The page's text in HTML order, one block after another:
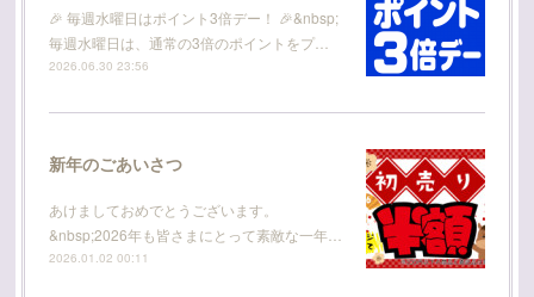
🎉 毎週水曜日はポイント3倍デー！ 🎉&nbsp;
毎週水曜日は、通常の3倍のポイントをプ…
2026.06.30 23:56
新年のごあいさつ
あけましておめでとうございます。
&nbsp;2026年も皆さまにとって素敵な一年…
2026.01.02 00:11